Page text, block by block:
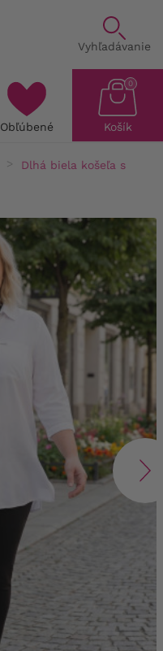
Vyhľadávanie
Obľúbené Košík
0
Dlhá biela košeľa s